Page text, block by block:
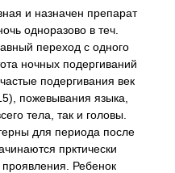
и назначен препарат
одноразово в теч.
переход с одного
ночных подергиваний
подергивания век
пожевывания языка,
тела, так и головы.
для периода после
прктически
Ребенок